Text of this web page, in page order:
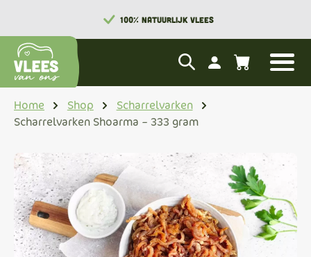
100% NATUURLIJK VLEES
Home Shop
Scharrelvarken
Scharrelvarken Shoarma – 333 gram